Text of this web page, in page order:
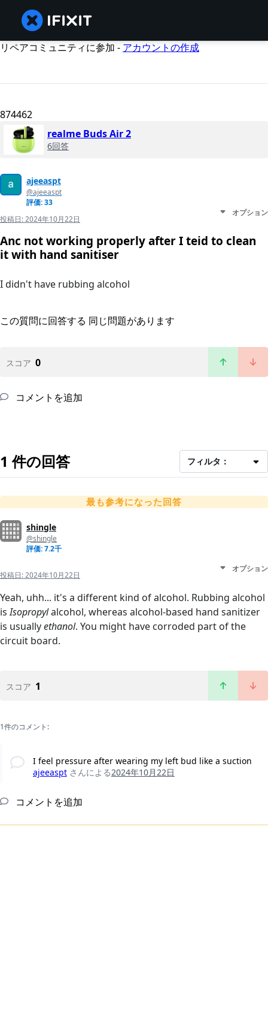
リペアコミュニティに参加 - アカウントの作成
874462
realme Buds Air 2
6回答
ajeeaspt
@ajeeaspt
評価: 33
投稿日:2024年10月22日
オプション
Anc not working properly after I teid to clean
it with hand sanitiser
I didn't have rubbing alcohol
この質問に回答する 同じ問題があります
スコア 0
コメントを追加
1 件の回答 フィルタ：
最も参考になった回答
shingle
@shingle
評価: 7.2千
投稿日:2024年10月22日
オプション
Yeah, uhh... it's a different kind of alcohol. Rubbing alcohol
isIsopropylalcohol, whereas alcohol-based hand sanitizer
is usuallyethanol. You might have corroded part of the
circuit board.
スコア 1
1件のコメント:
I feel pressure after wearing my left bud like a suction
ajeeaspt さんによる2024年10月22日
コメントを追加